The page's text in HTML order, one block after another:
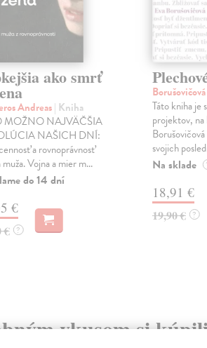
ako smrť
Andreas| Kniha
MOŽNO NAJVÄČŠIA
NAŠICH DNÍ:
a rovnoprávnosť
muža. Vojna a mier m...
do 14 dní
€
€ ?
Táto kniha je
projektov,
svojich
Na sklade
18,91 €
19,90 € ?
vkusom si